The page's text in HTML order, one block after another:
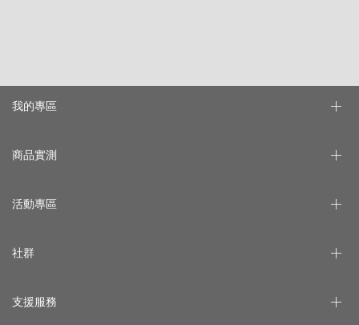
我的專區
商品實測
活動專區
社群
支援服務